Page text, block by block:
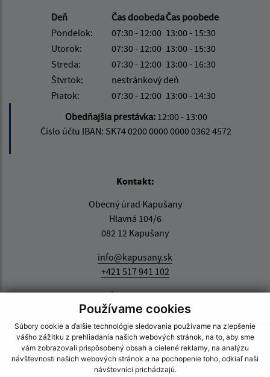
Používame cookies
Súbory cookie a ďalšie technológie sledovania používame na zlepšenie
vášho zážitku z prehliadania našich webových stránok, na to, aby sme
vám zobrazovali prispôsobený obsah a cielené reklamy, na analýzu
návštevnosti našich webových stránok a na pochopenie toho, odkiaľ naši
návštevníci prichádzajú.
Deň
Čas doobedaČas poobede
Pondelok:
07:30 - 12:00 13:00 - 15:30
Utorok:
07:30 - 12:00 13:00 - 15:30
Streda:
07:30 - 12:00 13:00 - 16:30
Štvrtok:
nestránkový deň
Piatok:
07:30 - 12:00 13:00 - 14:30
Obedňajšia prestávka: 12:00 - 13:00
Číslo účtu IBAN: SK74 0200 0000 0000 0362 4572
Kontakt:
Obecný úrad Kapušany
Hlavná 104/6
082 12 Kapušany
info@kapusany.sk
+421 517 941 102
IČO: 00327239